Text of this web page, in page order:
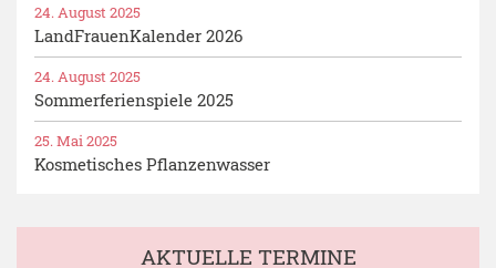
LandFrauenKalender 2026
24. August 2025
Sommerferienspiele 2025
24. August 2025
Kosmetisches Pflanzenwasser
25. Mai 2025
AKTUELLE TERMINE